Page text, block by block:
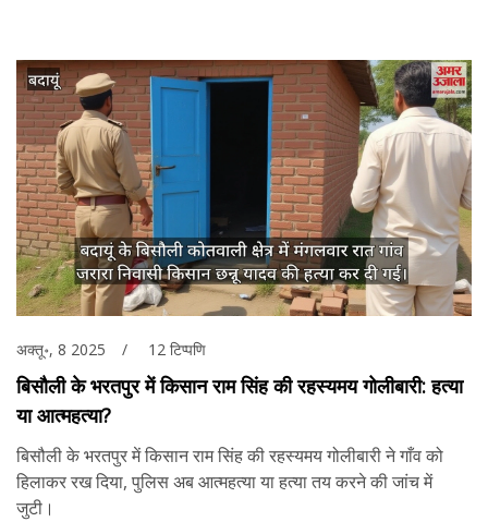
अक्तू॰, 8 2025 12 टिप्पणि
बिसौली के भरतपुर में किसान राम सिंह की रहस्यमय गोलीबारी: हत्या
या आत्महत्या?
बिसौली के भरतपुर में किसान राम सिंह की रहस्यमय गोलीबारी ने गाँव को
हिलाकर रख दिया, पुलिस अब आत्महत्या या हत्या तय करने की जांच में
जुटी।